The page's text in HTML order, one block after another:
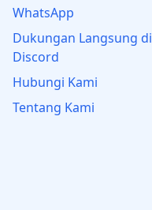
WhatsApp
Dukungan Langsung di
Discord
Hubungi Kami
Tentang Kami